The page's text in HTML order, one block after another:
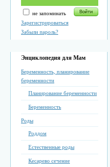
не запоминать
Зарегистрироваться
Забыли пароль?
Энциклопедия для Мам
Беременность, планирование
беременности
Планирование беременности
Беременность
Роды
Роддом
Естественные роды
Кесарево сечение